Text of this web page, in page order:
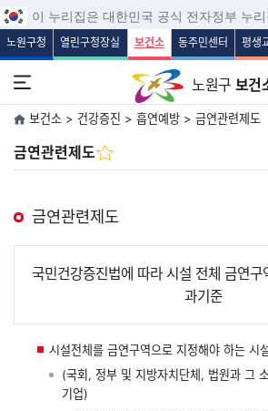
본문 바로가기
주메뉴 바로가기
보조메뉴 바로가기
푸터 바로가기
이 누리집은 대한민국 공식 전자정부 누리
노원구청 열린구청장실 보건소 동주민센터 평생
노원구 보건
전체메뉴 열기
보건소 > 건강증진 > 흡연예방 > 금연관련제도
금연관련제도
금연관련제도
국민건강증진법에 따라 시설 전체 금연구
과기준
시설전체를 금연구역으로 지정해야 하는 시
(국회, 정부 및 지방자치단체, 법원과 그
기업)